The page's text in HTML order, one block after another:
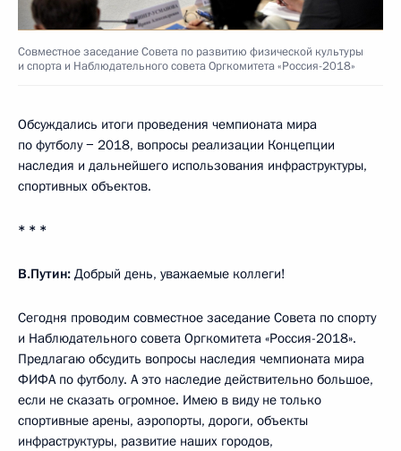
Совместное заседание Совета по развитию физической культуры
и спорта и Наблюдательного совета Оргкомитета «Россия-2018»
Обсуждались итоги проведения чемпионата мира
по футболу − 2018, вопросы реализации Концепции
наследия и дальнейшего использования инфраструктуры,
спортивных объектов.
* * *
В.Путин: Добрый день, уважаемые коллеги!
Сегодня проводим совместное заседание Совета по спорту
и Наблюдательного совета Оргкомитета «Россия-2018».
Предлагаю обсудить вопросы наследия чемпионата мира
ФИФА по футболу. А это наследие действительно большое,
если не сказать огромное. Имею в виду не только
спортивные арены, аэропорты, дороги, объекты
инфраструктуры, развитие наших городов,